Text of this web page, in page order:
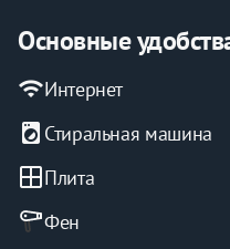
бронь считается
Основные
wifiИнтернет
local_laundry_service Стиральная машина
windowПлита
Фен